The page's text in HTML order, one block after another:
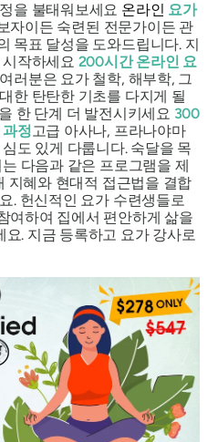
을 불태워보세요 온라인 요가
자이든 숙련된 전문가이든 관
목표 달성을 도와드립니다. 지
작하세요 200시간 온라인 요
러분은 요가 철학, 해부학, 그
한 탄탄한 기초를 다지게 될
한 단계 더 발전시키세요 300
정고급 아사나, 프라나야마
도 있게 다룹니다. 숙달을 목
다음과 같은 프로그램을 제
지혜와 현대적 접근법을 결합
. 헌신적인 요가 수련생들로
여하여 집에서 편안하게 삶을
. 지금 등록하고 요가 강사로